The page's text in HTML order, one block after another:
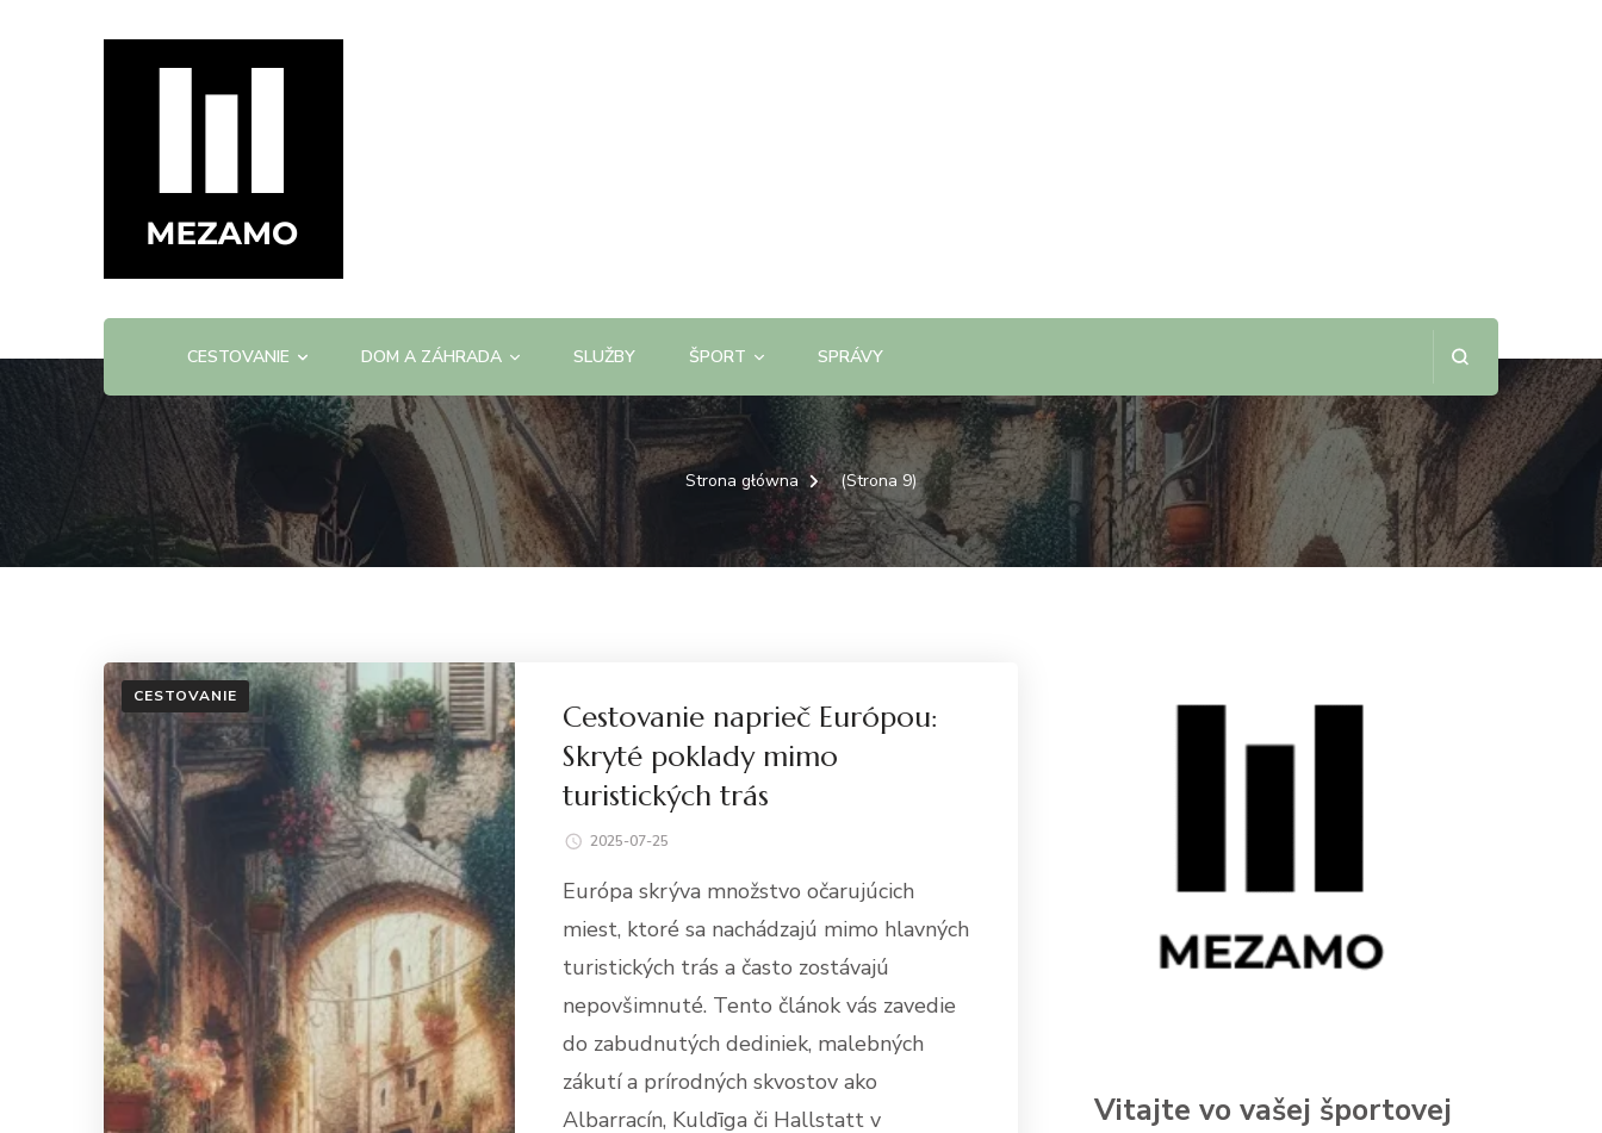
mezamo.sk
CESTOVANIE DOM A ZÁHRADA SLUŽBY ŠPORT SPRÁVY
Strona główna (Strona 9)
CESTOVANIE
Cestovanie naprieč Európou:
Skryté poklady mimo
turistických trás
2025-07-25
Európa skrýva množstvo očarujúcich
miest, ktoré sa nachádzajú mimo hlavných
turistických trás a často zostávajú
nepovšimnuté. Tento článok vás zavedie
do zabudnutých dediniek, malebných
zákutí a prírodných skvostov ako
Albarracín, Kuldīga či Hallstatt v
Vitajte vo vašej športovej